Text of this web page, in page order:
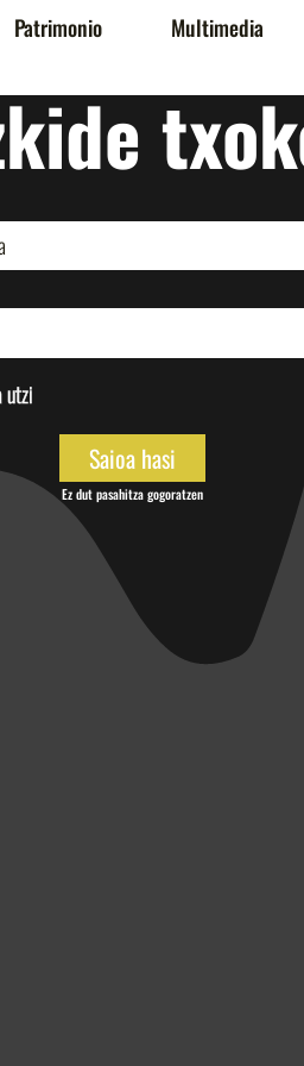
Patrimonio Multimedia
Ez dut pasahitza gogoratzen